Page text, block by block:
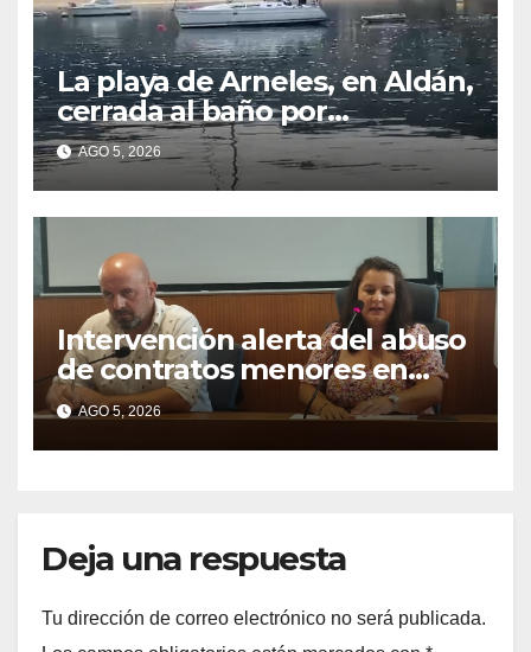
La playa de Arneles, en Aldán,
cerrada al baño por
contaminación del agua tras
detectarse restos fecales
AGO 5, 2026
Intervención alerta del abuso
de contratos menores en
2025
AGO 5, 2026
Deja una respuesta
Tu dirección de correo electrónico no será publicada.